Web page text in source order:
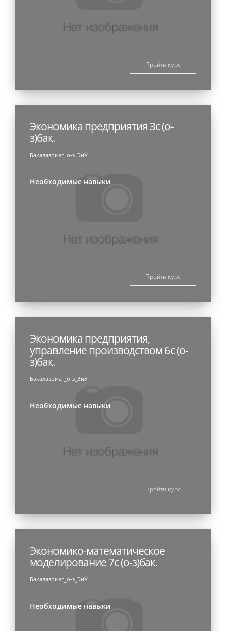
Пройти курс
Экономика предприятия 3с (о-
з)бак.
Бакалавриат_о-з_ЭиУ
Необходимые навыки
Пройти курс
Экономика предприятия,
управление производством 6с (о-
з)бак.
Бакалавриат_о-з_ЭиУ
Необходимые навыки
Пройти курс
Экономико-математическое
моделирование 7с (о-з)бак.
Бакалавриат_о-з_ЭиУ
Необходимые навыки